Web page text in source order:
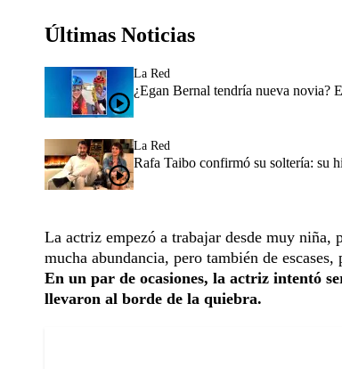
Últimas Noticias
La Red
¿Egan Bernal tendría nueva novia?
La Red
Rafa Taibo confirmó su soltería: su
La actriz empezó a trabajar desde muy
mucha abundancia, pero también de
En un par de ocasiones, la actriz intentó
llevaron al borde de la quiebra.